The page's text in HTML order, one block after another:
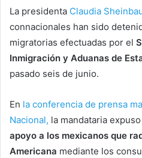
La presidenta Claudia
connacionales han sido
migratorias efectuadas por el
Inmigración y Aduanas de
pasado seis de junio.
En la conferencia de prensa
Nacional, la mandataria
apoyo a los mexicanos que
Americana mediante los